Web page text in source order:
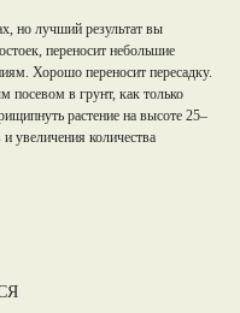
но лучший результат вы
переносит небольшие
Хорошо переносит пересадку.
в грунт, как только
растение на высоте 25–
увеличения количества